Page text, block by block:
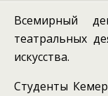
Всемирный
театральных
искусства.
Студенты